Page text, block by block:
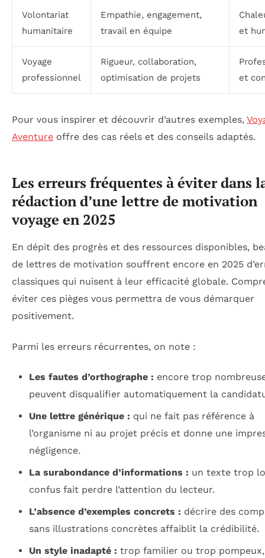
Volontariat
humanitaire
Empathie, engagement,
travail en équipe
et
Voyage
professionnel
Rigueur, collaboration,
optimisation de projets
et
Pour vous inspirer et découvrir d’autres exemples,
Aventure offre des cas réels et des conseils adaptés.
Les erreurs fréquentes à éviter dans
rédaction d’une lettre de motivation
voyage en 2025
En dépit des progrès et des ressources disponibles,
de lettres de motivation souffrent encore en 2025
classiques qui nuisent à leur efficacité globale.
éviter ces pièges vous permettra de vous démarquer
positivement.
Parmi les erreurs récurrentes, on note :
Les fautes d’orthographe : encore trop
peuvent disqualifier automatiquement la
Une lettre générique : qui ne fait pas référence à
l’organisme ni au projet précis et donne une
négligence.
La surabondance d’informations : un texte trop
confus fait perdre l’attention du lecteur.
L’absence d’exemples concrets : décrire des
sans illustrations concrètes affaiblit la crédibilité.
Un style inadapté : trop familier ou trop